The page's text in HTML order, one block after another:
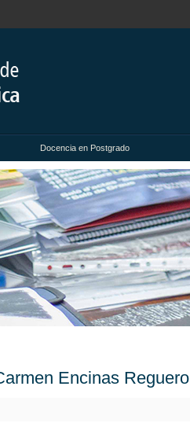
Docencia en Postgrado
Encinas Reguero